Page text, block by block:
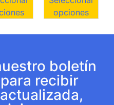
opciones
boletín
recibir